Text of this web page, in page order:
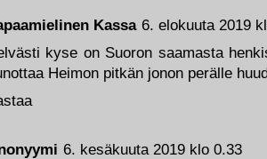
6. kesäkuuta 2019 klo 0.33
Kassa 6. elokuuta 2019
kyse on Suoron saamasta
Heimon pitkän jonon perälle